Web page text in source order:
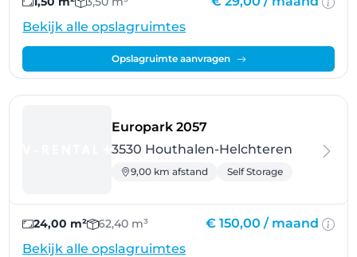
Bekijk alle opslagruimtes
Opslagruimte aanvragen
Europark 2057- Houthalen-
3530 Houthalen-Helchteren
9,00 km afstand Self Storage
24,00 m² 62,40 m³ € 150,00 / maand
Bekijk alle opslagruimtes